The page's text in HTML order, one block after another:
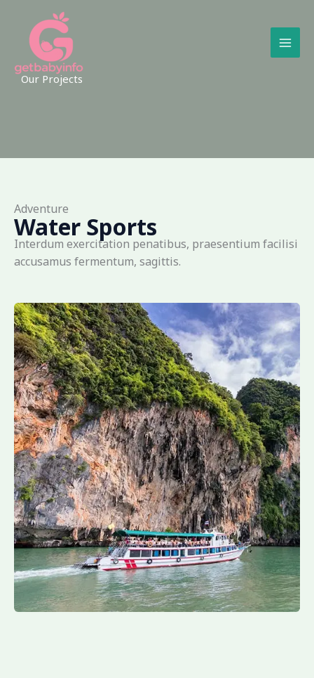
content
Our Projects
Adventure
Water Sports
Interdum exercitation penatibus, praesentium facilisi
accusamus fermentum, sagittis.